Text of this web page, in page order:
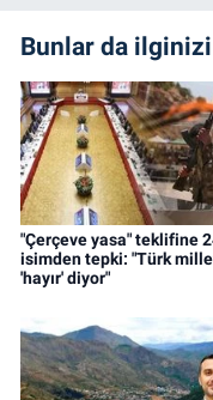
Bunlar da
"Çerçeve yasa" teklifine
isimden tepki: "Türk
'hayır' diyor"